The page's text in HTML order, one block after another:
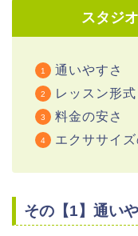
スタジ
通いやすさ
レッスン形式
料金の安さ
エクササイ
その【1】通い